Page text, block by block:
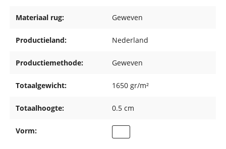
Materiaal rug: Geweven
Productieland: Nederland
Productiemethode: Geweven
Totaalgewicht: 1650 gr/m²
Totaalhoogte: 0.5 cm
Vorm: